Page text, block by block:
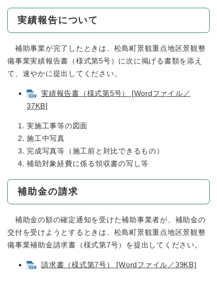
実績報告について
補助事業が完了したときは、松島町景観重点地区景観整
備事業実績報告書（様式第5号）に次に掲げる書類を添え
て、速やかに提出してください。
実績報告書（様式第5号） [Wordファイル／
37KB]
実施工事等の図面
施工中写真
完成写真等（施工前と対比できるもの）
補助対象経費に係る領収書の写し等
補助金の請求
補助金の額の確定通知を受けた補助事業者が、補助金の
交付を受けようとするときは、松島町景観重点地区景観整
備事業補助金請求書（様式第7号）を提出してください。
請求書（様式第7号） [Wordファイル／39KB]